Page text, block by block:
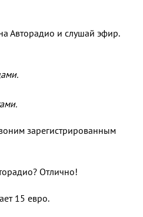
Авторадио и слушай эфир.
зарегистрированным
Отлично!
15 евро.